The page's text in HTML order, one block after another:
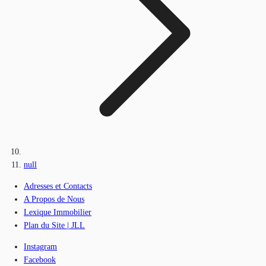
null
Adresses et Contacts
A Propos de Nous
Lexique Immobilier
Plan du Site | JLL
Instagram
Facebook